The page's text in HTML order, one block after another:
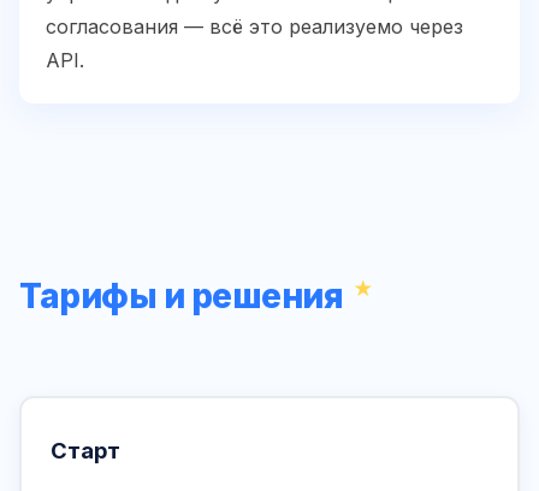
согласования — всё это реализуемо через
API.
Тарифы и решения
Старт